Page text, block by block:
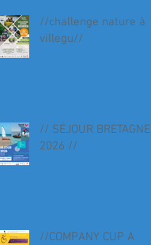
//challenge nature à
villegu//
// SÉJOUR BRETAGNE
2026 //
//COMPANY CUP A